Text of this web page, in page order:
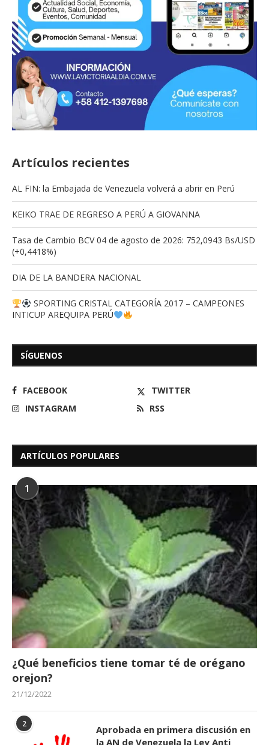
Artículos recientes
AL FIN: la Embajada de Venezuela volverá a abrir en Perú
KEIKO TRAE DE REGRESO A PERÚ A GIOVANNA
Tasa de Cambio BCV 04 de agosto de 2026: 752,0943 Bs/USD
(+0,4418%)
DIA DE LA BANDERA NACIONAL
SPORTING CRISTAL CATEGORÍA 2017 – CAMPEONES
INTICUP AREQUIPA PERÚ
SÍGUENOS
FACEBOOK
TWITTER
INSTAGRAM
RSS
ARTÍCULOS POPULARES
1
¿Qué beneficios tiene tomar té de orégano
orejon?
21/12/2022
2
Aprobada en primera discusión en
la AN de Venezuela la Ley Anti